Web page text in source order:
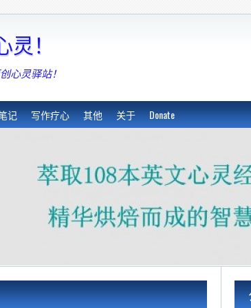
！
心灵驿站！
记 写作疗心 其他 关于 Donate